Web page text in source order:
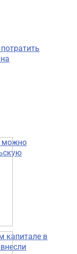
можно
капитале в